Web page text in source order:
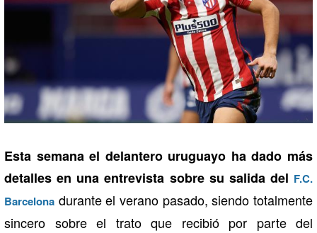
Esta semana el delantero uruguayo ha dado más
detalles en una entrevista sobre su salida del F.C.
Barcelona durante el verano pasado, siendo totalmente
sincero sobre el trato que recibió por parte del